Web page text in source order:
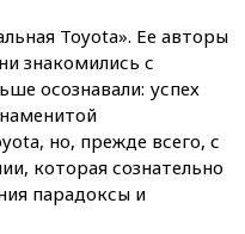
Toyota». Ее авторы
знакомились с
осознавали: успех
но, прежде всего, с
которая сознательно
парадоксы и